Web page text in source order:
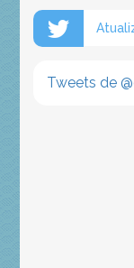
Tweets de